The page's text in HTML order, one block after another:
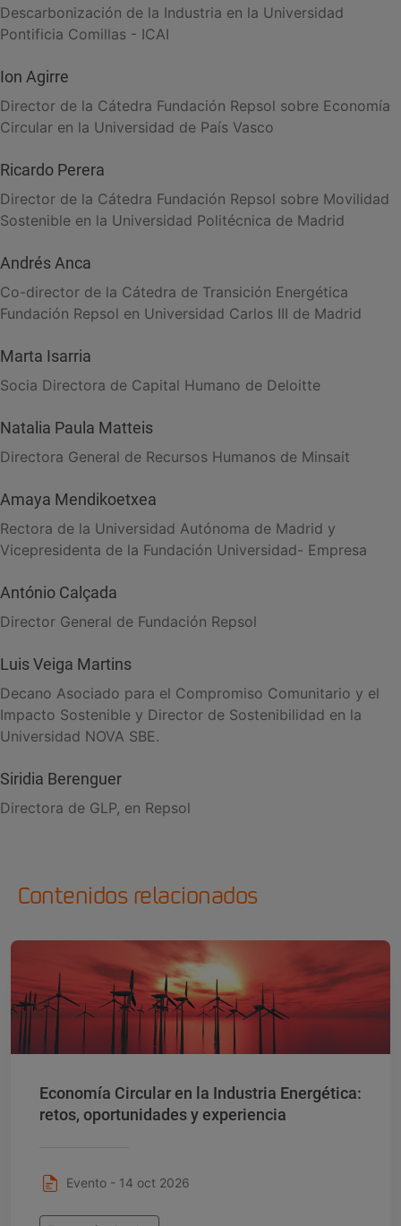
Descarbonización de la Industria en la Universidad
Pontificia Comillas - ICAI
Ion Agirre
Director de la Cátedra Fundación Repsol sobre Economía
Circular en la Universidad de País Vasco
Ricardo Perera
Director de la Cátedra Fundación Repsol sobre Movilidad
Sostenible en la Universidad Politécnica de Madrid
Andrés Anca
Co-director de la Cátedra de Transición Energética
Fundación Repsol en Universidad Carlos III de Madrid
Marta Isarria
Socia Directora de Capital Humano de Deloitte
Natalia Paula Matteis
Directora General de Recursos Humanos de Minsait
Amaya Mendikoetxea
Rectora de la Universidad Autónoma de Madrid y
Vicepresidenta de la Fundación Universidad- Empresa
António Calçada
Director General de Fundación Repsol
Luis Veiga Martins
Decano Asociado para el Compromiso Comunitario y el
Impacto Sostenible y Director de Sostenibilidad en la
Universidad NOVA SBE.
Siridia Berenguer
Directora de GLP, en Repsol
Contenidos relacionados
Economía Circular en la Industria Energética:
retos, oportunidades y experiencia
Evento - 14 oct 2026